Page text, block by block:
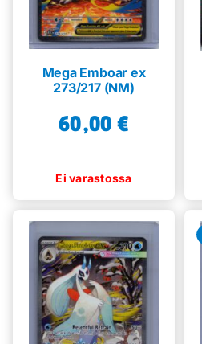
Mega Emboar ex
273/217 (NM)
60,00 €